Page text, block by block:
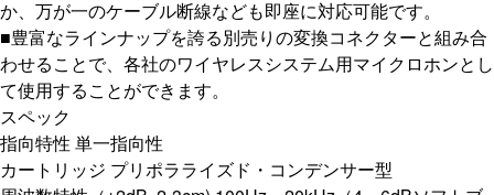
か、万が一のケーブル断線なども即座に対応可能です。
■豊富なラインナップを誇る別売りの変換コネクターと組み合
わせることで、各社のワイヤレスシステム用マイクロホンとし
て使用することができます。
スペック
指向特性 単一指向性
カートリッジ プリポラライズド・コンデンサー型